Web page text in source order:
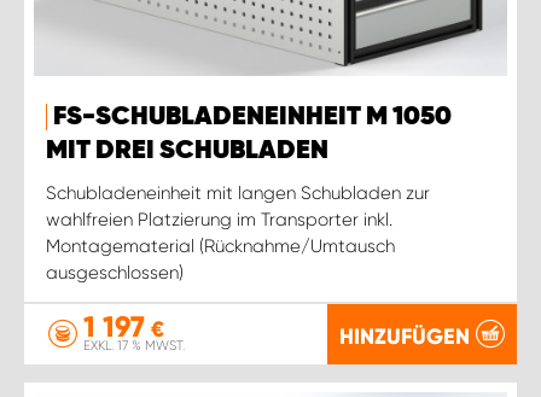
FS-SCHUBLADENEINHEIT M 1050
MIT DREI SCHUBLADEN
Schubladeneinheit mit langen Schubladen zur
wahlfreien Platzierung im Transporter inkl.
Montagematerial (Rücknahme/Umtausch
ausgeschlossen)
1 197 €
EXKL. 17 % MWST. HINZUFÜGEN